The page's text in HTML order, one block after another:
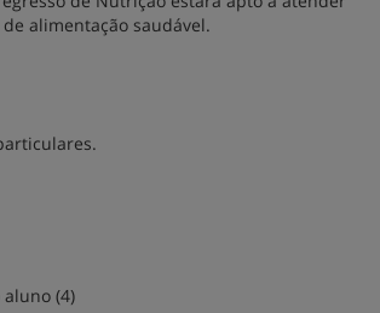
alimentação saudável.
(4)